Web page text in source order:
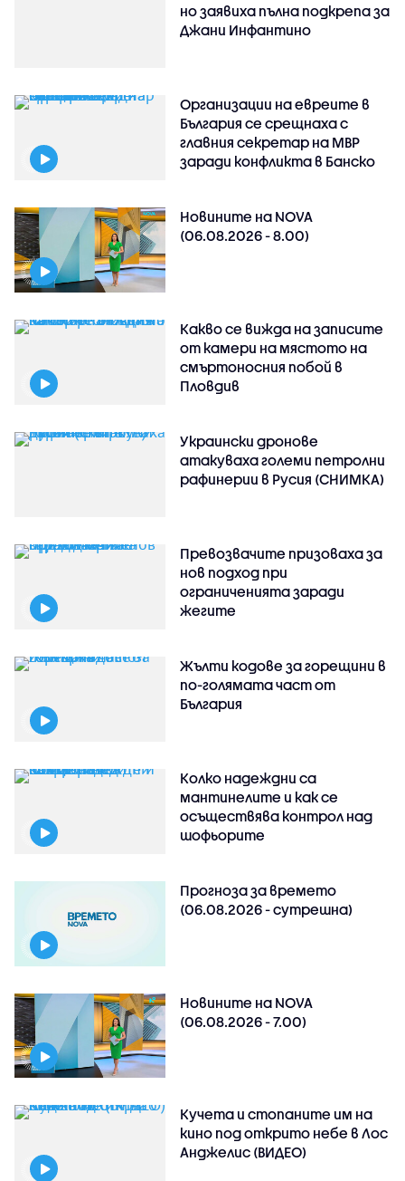
но заявиха пълна подкрепа за
Джани Инфантино
Организации на евреите в
България се срещнаха с
главния секретар на МВР
заради конфликта в Банско
Новините на NOVA
(06.08.2026 - 8.00)
Какво се вижда на записите
от камери на мястото на
смъртоносния побой в
Пловдив
Украински дронове
атакуваха големи петролни
рафинерии в Русия (СНИМКА)
Превозвачите призоваха за
нов подход при
ограниченията заради
жегите
Жълти кодове за горещини в
по-голямата част от
България
Колко надеждни са
мантинелите и как се
осъществява контрол над
шофьорите
Прогноза за времето
(06.08.2026 - сутрешна)
Новините на NOVA
(06.08.2026 - 7.00)
Кучета и стопаните им на
кино под открито небе в Лос
Анджелис (ВИДЕО)